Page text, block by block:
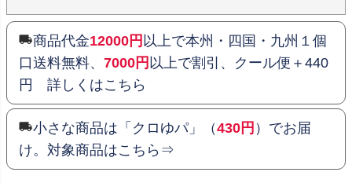
商品代金12000円 以上で本州・四国・九州１個
口送料無料、 7000円 以上で割引、クール便＋440
円 詳しくはこちら
小さな商品は「クロゆパ」（430円 ）でお届
け。対象商品はこちら⇒